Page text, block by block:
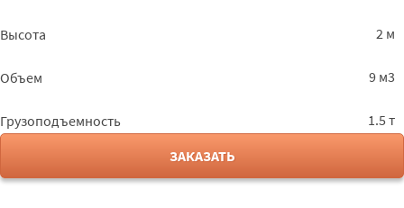
Высота 2 м
Объем 9 м3
Грузоподъемность
1.5 т
ЗАКАЗАТЬ